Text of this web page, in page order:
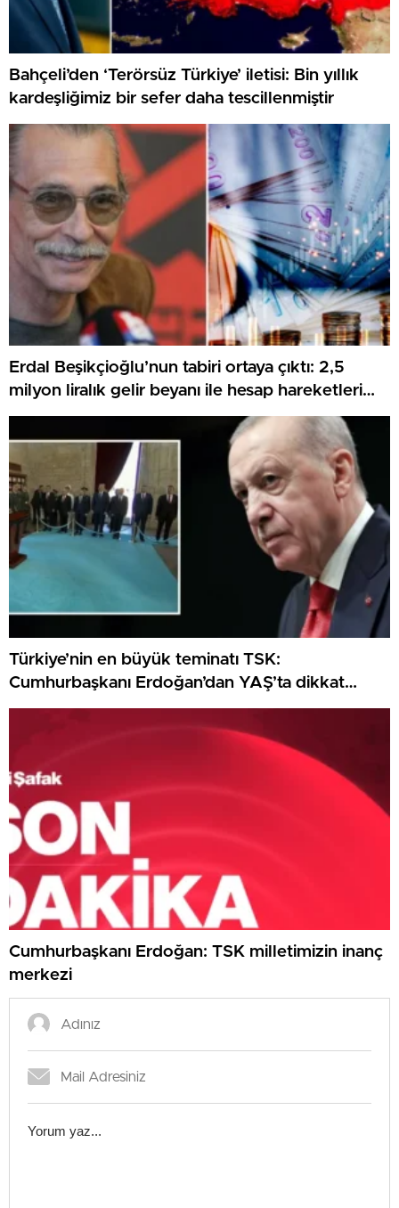
Bahçeli’den ‘Terörsüz Türkiye’ iletisi: Bin yıllık
kardeşliğimiz bir sefer daha tescillenmiştir
Erdal Beşikçioğlu’nun tabiri ortaya çıktı: 2,5
milyon liralık gelir beyanı ile hesap hareketleri
örtüşmedi
Türkiye’nin en büyük teminatı TSK:
Cumhurbaşkanı Erdoğan’dan YAŞ’ta dikkat
çeken ileti
Cumhurbaşkanı Erdoğan: TSK milletimizin inanç
merkezi